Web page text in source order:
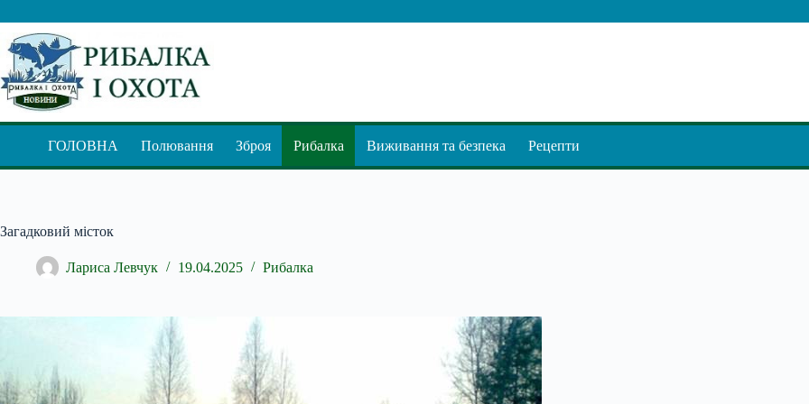
до
вмісту
ГОЛОВНА Полювання Зброя Рибалка Виживання та безпека Рецепти
Загадковий місток
Лариса Левчук 19.04.2025 Рибалка